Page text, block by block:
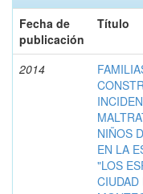
Fecha de
publicación
Título
2014
NIÑOS
EN LA
"LOS
CIUDAD